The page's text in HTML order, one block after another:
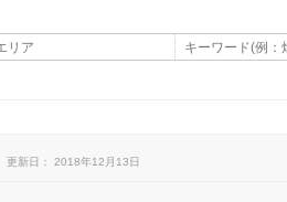
更新日： 2018年12月13日